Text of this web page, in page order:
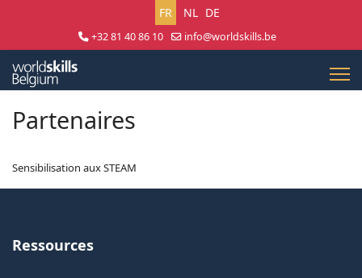
Sélectionnez votre langue
FR NL DE
+32 81 40 86 10
info@worldskills.be
Partenaires
Sensibilisation aux STEAM
Ressources